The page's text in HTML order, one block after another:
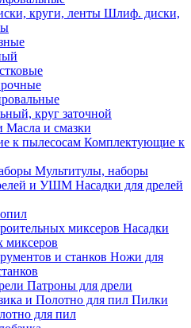
Шлиф. диски,
круг заточной
Масла и смазки
Комплектующие к
Мультитулы, наборы
Насадки для дрелей
Насадки
миксеров
Ножи для
Патроны для дрели
Пилки
для пил